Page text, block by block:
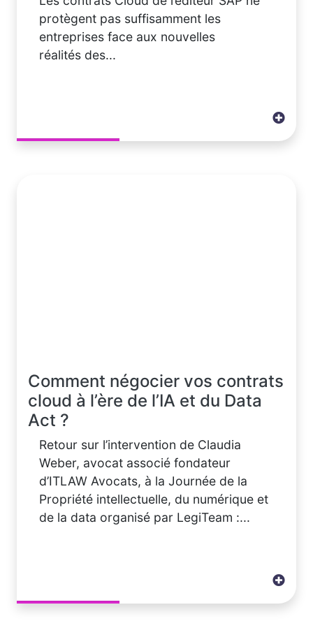
protègent pas suffisamment les
entreprises face aux nouvelles
réalités des...
Comment négocier vos contrats
cloud à l’ère de l’IA et du Data
Act ?
Retour sur l’intervention de Claudia
Weber, avocat associé fondateur
d’ITLAW Avocats, à la Journée de la
Propriété intellectuelle, du numérique et
de la data organisé par LegiTeam :...